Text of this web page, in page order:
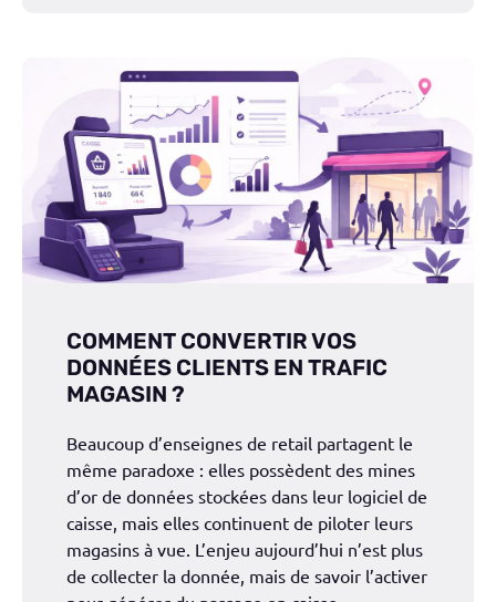
COMMENT CONVERTIR VOS
DONNÉES CLIENTS EN TRAFIC
MAGASIN ?
Beaucoup d’enseignes de retail partagent le
même paradoxe : elles possèdent des mines
d’or de données stockées dans leur logiciel de
caisse, mais elles continuent de piloter leurs
magasins à vue. L’enjeu aujourd’hui n’est plus
de collecter la donnée, mais de savoir l’activer